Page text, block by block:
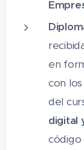
12. Edición
13. Efectos
14. Efecto
15. Efecto
16. Efecto
17. Efecto
en
con
del
digital
código